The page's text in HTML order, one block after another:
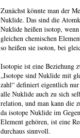
Zunächst könnte man der
Nuklide. Das sind die
Nuklide heißen isotop,
gleichen chemi­schen
so heißen sie isoton, bei
Isotopie ist eine Beziehung
„Isotope sind Nuklide mit
zahl“ definiert eigent­lich
alle Nuklide auch zu sich
relation, und man kann die
da isotope Nuklide im
Element gehören, ist eine
durchaus sinnvoll.